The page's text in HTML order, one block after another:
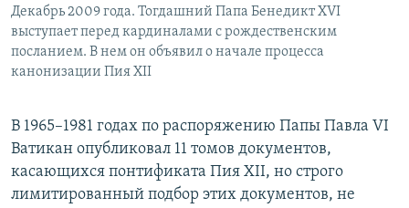
Декабрь 2009 года. Тогдашний Папа Бенедикт XVI
выступает перед кардиналами с рождественским
посланием. В нем он объявил о начале процесса
канонизации Пия XII
​В 1965–1981 годах по распоряжению Папы Павла VI
Ватикан опубликовал 11 томов документов,
касающихся понтификата Пия XII, но строго
лимитированный подбор этих документов, не